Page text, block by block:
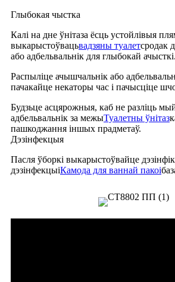
Глыбокая чыстка
Калі на дне ўнітаза ёсць устойлівыя
выкарыстоўвацьвадзяны туалетсродак
або адбельвальнік для глыбокай ачысткі.
Распыліце ачышчальнік або
пачакайце некаторы час і пачысціце
Будзьце асцярожныя, каб не разліць
адбельвальнік за межыТуалетны ўнітаз
пашкоджання іншых прадметаў.
Дэзінфекцыя
Пасля ўборкі выкарыстоўвайце
дэзінфекцыіКамода для ваннай пакоі